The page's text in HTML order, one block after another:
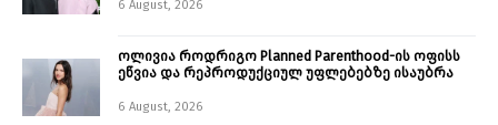
6 August, 2026
ოლივია როდრიგო Planned Parenthood-ის ოფისს
ეწვია და რეპროდუქციულ უფლებებზე ისაუბრა
6 August, 2026